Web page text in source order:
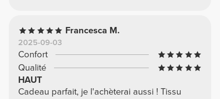
Francesca M.
2025-09-03
Confort
Qualité
HAUT
Cadeau parfait, je l'achèterai aussi ! Tissu